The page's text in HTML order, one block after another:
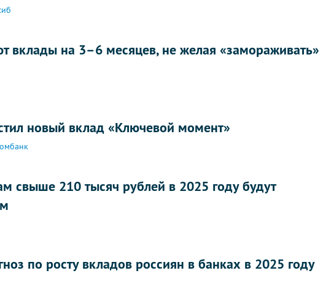
вклады на 3–6 месяцев, не желая «замораживать»
новый вклад «Ключевой момент»
свыше 210 тысяч рублей в 2025 году будут
по росту вкладов россиян в банках в 2025 году